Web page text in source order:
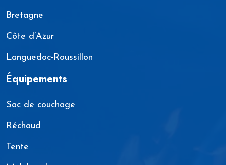
Bretagne
Côte d’Azur
Languedoc-Roussillon
Équipements
Sac de couchage
Réchaud
Tente